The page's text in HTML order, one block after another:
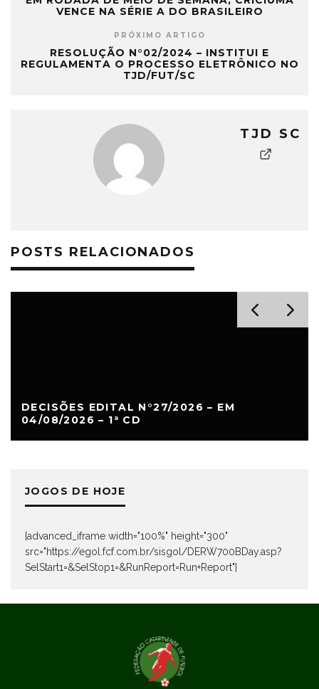
VENCE NA SÉRIE A DO BRASILEIRO
PRÓXIMO ARTIGO
RESOLUÇÃO N°02/2024 – INSTITUI E
REGULAMENTA O PROCESSO ELETRÔNICO NO
TJD/FUT/SC
TJD SC
POSTS RELACIONADOS
DECISÕES EDITAL N°27/2026 – EM
04/08/2026 – 1ª CD
JOGOS DE HOJE
[advanced_iframe width="100%" height="300"
src="https://egol.fcf.com.br/sisgol/DERW700BDay.asp?
SelStart1=&SelStop1=&RunReport=Run+Report"]